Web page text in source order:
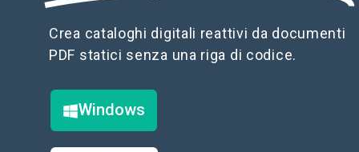
Crea cataloghi digitali reattivi da documenti
PDF statici senza una riga di codice.
Windows